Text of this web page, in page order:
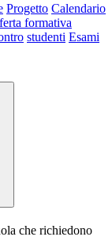
Progetto Calendario
formativa
studenti Esami
che richiedono